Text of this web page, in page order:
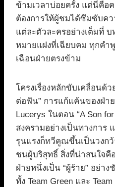
ข้ามเวลาบ่อยครั้ง แต่นี่คือ
ต้องการให้ผู้ชมได้ซึมซับค
แต่ละตัวละครอย่างเต็มที่
หมายแฝงที่เฉียบคม ทุกคำ
เฉือนฝ่ายตรงข้าม
โครงเรื่องหลักขับเคลื่อนด้
ต่อฟัน” การแก้แค้นของฝ่า
Lucerys ในตอน “A Son
สงครามอย่างเป็นทางการ
รุนแรงก็ทวีคูณขึ้นเป็นวงก
ชนผู้บริสุทธิ์ สิ่งที่น่าสนใจคื
ฝ่ายหนึ่งเป็น “ผู้ร้าย” อย่า
ทั้ง Team Green และ